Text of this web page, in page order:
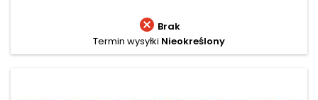
 Brak
Termin wysyłki Nieokreślony